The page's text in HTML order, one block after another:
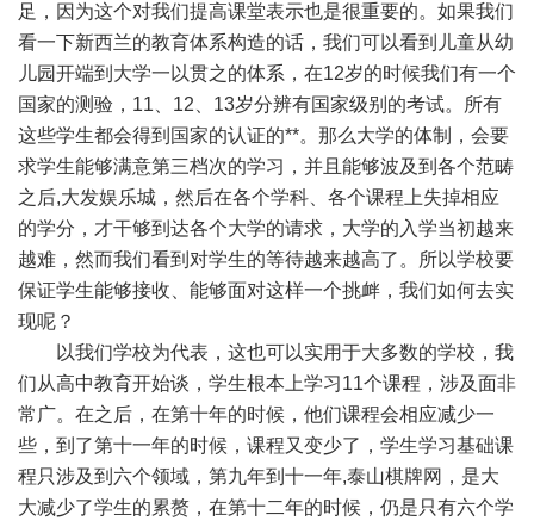
足，因为这个对我们提高课堂表示也是很重要的。如果我们
看一下新西兰的教育体系构造的话，我们可以看到儿童从幼
儿园开端到大学一以贯之的体系，在12岁的时候我们有一个
国家的测验，11、12、13岁分辨有国家级别的考试。所有
这些学生都会得到国家的认证的**。那么大学的体制，会要
求学生能够满意第三档次的学习，并且能够波及到各个范畴
之后,大发娱乐城，然后在各个学科、各个课程上失掉相应
的学分，才干够到达各个大学的请求，大学的入学当初越来
越难，然而我们看到对学生的等待越来越高了。所以学校要
保证学生能够接收、能够面对这样一个挑衅，我们如何去实
现呢？
以我们学校为代表，这也可以实用于大多数的学校，我
们从高中教育开始谈，学生根本上学习11个课程，涉及面非
常广。在之后，在第十年的时候，他们课程会相应减少一
些，到了第十一年的时候，课程又变少了，学生学习基础课
程只涉及到六个领域，第九年到十一年,泰山棋牌网，是大
大减少了学生的累赘，在第十二年的时候，仍是只有六个学